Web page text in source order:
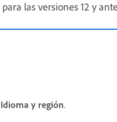
para las versiones 12 y
Idioma y región.